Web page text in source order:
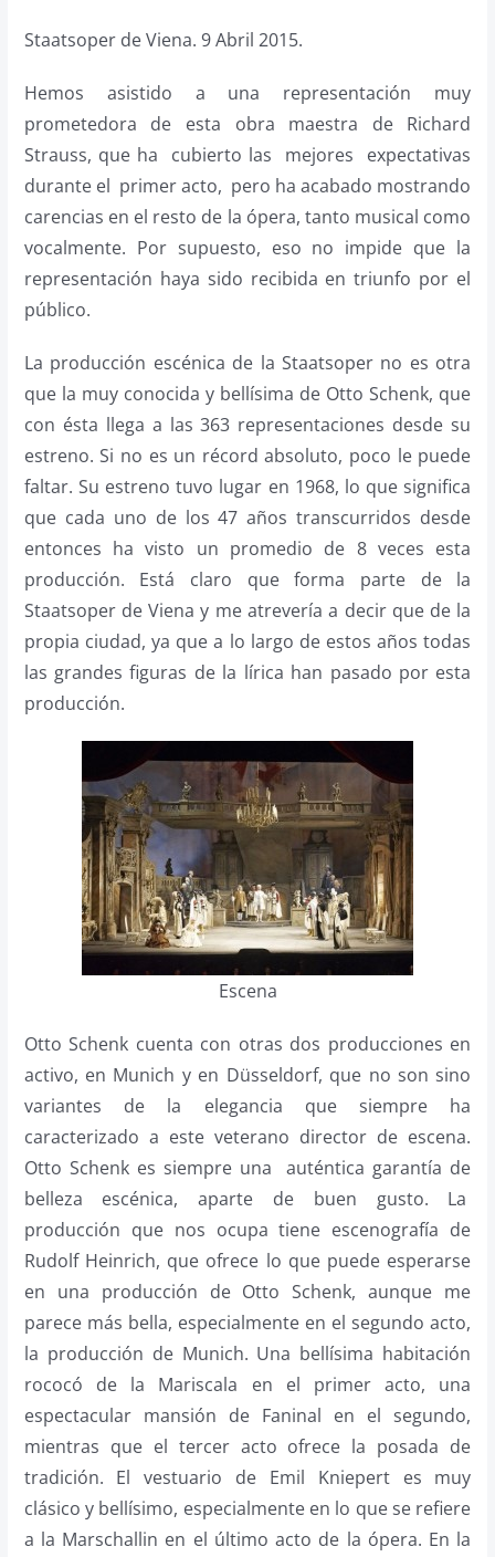
Staatsoper de Viena. 9 Abril 2015.
Hemos asistido a una representación muy
prometedora de esta obra maestra de Richard
Strauss, que ha cubierto las mejores expectativas
durante el primer acto, pero ha acabado mostrando
carencias en el resto de la ópera, tanto musical como
vocalmente. Por supuesto, eso no impide que la
representación haya sido recibida en triunfo por el
público.
La producción escénica de la Staatsoper no es otra
que la muy conocida y bellísima de Otto Schenk, que
con ésta llega a las 363 representaciones desde su
estreno. Si no es un récord absoluto, poco le puede
faltar. Su estreno tuvo lugar en 1968, lo que significa
que cada uno de los 47 años transcurridos desde
entonces ha visto un promedio de 8 veces esta
producción. Está claro que forma parte de la
Staatsoper de Viena y me atrevería a decir que de la
propia ciudad, ya que a lo largo de estos años todas
las grandes figuras de la lírica han pasado por esta
producción.
Escena
Otto Schenk cuenta con otras dos producciones en
activo, en Munich y en Düsseldorf, que no son sino
variantes de la elegancia que siempre ha
caracterizado a este veterano director de escena.
Otto Schenk es siempre una auténtica garantía de
belleza escénica, aparte de buen gusto. La
producción que nos ocupa tiene escenografía de
Rudolf Heinrich, que ofrece lo que puede esperarse
en una producción de Otto Schenk, aunque me
parece más bella, especialmente en el segundo acto,
la producción de Munich. Una bellísima habitación
rococó de la Mariscala en el primer acto, una
espectacular mansión de Faninal en el segundo,
mientras que el tercer acto ofrece la posada de
tradición. El vestuario de Emil Kniepert es muy
clásico y bellísimo, especialmente en lo que se refiere
a la Marschallin en el último acto de la ópera. En la